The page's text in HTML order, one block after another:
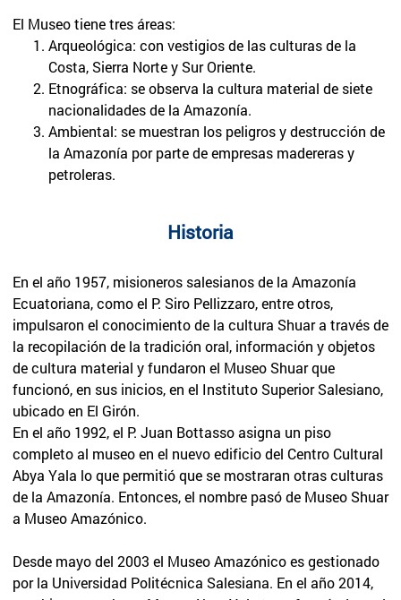
El Museo tiene tres áreas:
Arqueológica: con vestigios de las culturas de la
Costa, Sierra Norte y Sur Oriente.
Etnográfica: se observa la cultura material de siete
nacionalidades de la Amazonía.
Ambiental: se muestran los peligros y destrucción de
la Amazonía por parte de empresas madereras y
petroleras.
Historia
En el año 1957, misioneros salesianos de la Amazonía
Ecuatoriana, como el P. Siro Pellizzaro, entre otros,
impulsaron el conocimiento de la cultura Shuar a través de
la recopilación de la tradición oral, información y objetos
de cultura material y fundaron el Museo Shuar que
funcionó, en sus inicios, en el Instituto Superior Salesiano,
ubicado en El Girón.
En el año 1992, el P. Juan Bottasso asigna un piso
completo al museo en el nuevo edificio del Centro Cultural
Abya Yala lo que permitió que se mostraran otras culturas
de la Amazonía. Entonces, el nombre pasó de Museo Shuar
a Museo Amazónico.
Desde mayo del 2003 el Museo Amazónico es gestionado
por la Universidad Politécnica Salesiana. En el año 2014,